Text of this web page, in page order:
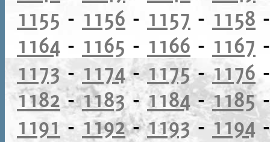
1155 - 1156 - 1157 - 1158
1164 - 1165 - 1166 - 1167
1173- 1174-1175-1176
1182-1183-1184-1185
1191 - 1192-1193-1194